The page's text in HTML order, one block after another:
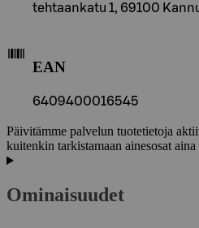
tehtaankatu 1, 69100
EAN
6409400016545
Päivitämme palvelun tuotetietoja
kuitenkin tarkistamaan ainesosat
Ominaisuudet